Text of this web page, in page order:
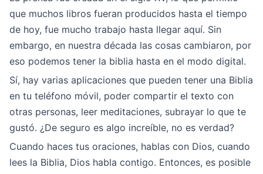
que muchos libros fueran producidos hasta el tiempo
de hoy, fue mucho trabajo hasta llegar aquí. Sin
embargo, en nuestra década las cosas cambiaron, por
eso podemos tener la biblia hasta en el modo digital.
Sí, hay varias aplicaciones que pueden tener una Biblia
en tu teléfono móvil, poder compartir el texto con
otras personas, leer meditaciones, subrayar lo que te
gustó. ¿De seguro es algo increíble, no es verdad?
Cuando haces tus oraciones, hablas con Dios, cuando
lees la Biblia, Dios habla contigo. Entonces, es posible